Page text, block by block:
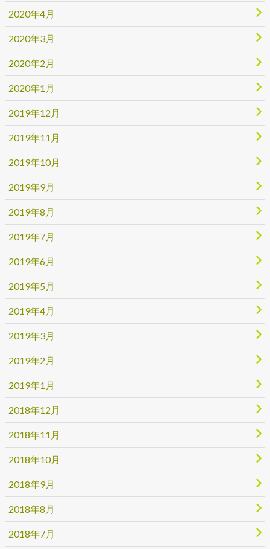
2020年4月
2020年3月
2020年2月
2020年1月
2019年12月
2019年11月
2019年10月
2019年9月
2019年8月
2019年7月
2019年6月
2019年5月
2019年4月
2019年3月
2019年2月
2019年1月
2018年12月
2018年11月
2018年10月
2018年9月
2018年8月
2018年7月